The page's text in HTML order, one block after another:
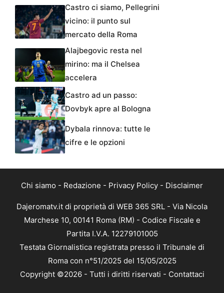
Castro ci siamo, Pellegrini
vicino: il punto sul
mercato della Roma
Alajbegovic resta nel
mirino: ma il Chelsea
accelera
Castro ad un passo:
Dovbyk apre al Bologna
Dybala rinnova: tutte le
cifre e le opzioni
Chi siamo - Redazione - Privacy Policy - Disclaimer
Dajeromatv.it di proprietà di WEB 365 SRL - Via Nicola
Marchese 10, 00141 Roma (RM) - Codice Fiscale e
Partita I.V.A. 12279101005
Testata Giornalistica registrata presso il Tribunale di
Roma con n°51/2025 del 15/05/2025
Copyright ©2026 - Tutti i diritti riservati - Contattaci